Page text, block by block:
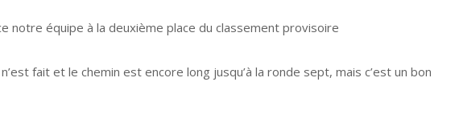
notre équipe à la deuxième place du classement provisoire
fait et le chemin est encore long jusqu’à la ronde sept, mais c’est un bon